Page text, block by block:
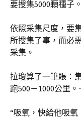
要搜集5000顆種子。
依照采集尺度，要
所搜集了事，而必
采集。
拉瓊算了一筆賬：
跑500－1000公里
“吸氧，快給他吸氧